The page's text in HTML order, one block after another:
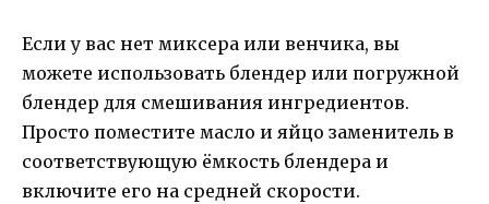
Если у вас нет миксера или венчика, вы
можете использовать блендер или погружной
блендер для смешивания ингредиентов.
Просто поместите масло и яйцо заменитель в
соответствующую ёмкость блендера и
включите его на средней скорости.